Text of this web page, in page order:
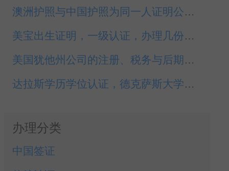
澳洲护照与中国护照为同一人证明公证认证
美宝出生证明，一级认证，办理几份，华盛顿DC
美国犹他州公司的注册、税务与后期维护
达拉斯学历学位认证，德克萨斯大学文凭领事认证
办理分类
中国签证